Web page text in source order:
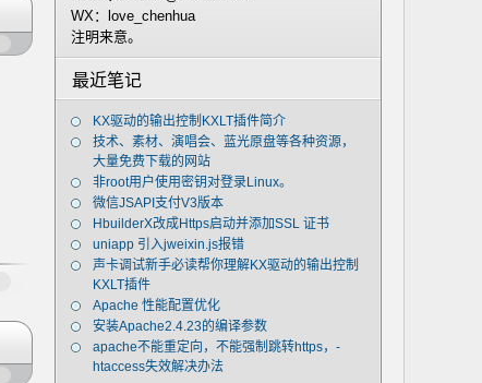
WX：love_chenhua
注明来意。
最近笔记
KX驱动的输出控制KXLT插件简介
技术、素材、演唱会、蓝光原盘等各种资源，
大量免费下载的网站
非root用户使用密钥对登录Linux。
微信JSAPI支付V3版本
HbuilderX改成Https启动并添加SSL 证书
uniapp 引入jweixin.js报错
声卡调试新手必读帮你理解KX驱动的输出控制
KXLT插件
Apache 性能配置优化
安装Apache2.4.23的编译参数
apache不能重定向，不能强制跳转https，-
htaccess失效解决办法